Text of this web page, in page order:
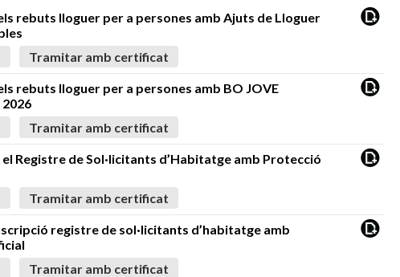
rebuts lloguer per a persones amb Ajuts de Lloguer
Tramitar amb certificat
rebuts lloguer per a persones amb BO JOVE
2026
Tramitar amb certificat
Registre de Sol·licitants d’Habitatge amb Protecció
Tramitar amb certificat
registre de sol·licitants d’habitatge amb
Tramitar amb certificat